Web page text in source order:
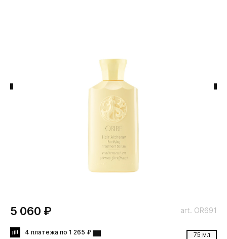
art. OR691
75 мл
5 060 ₽
4 платежа по 1 265 ₽